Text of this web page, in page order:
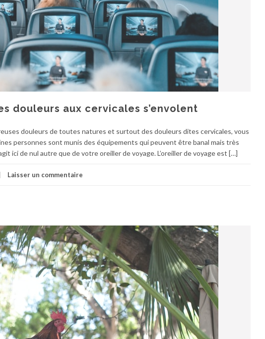
douleurs aux cervicales s’envolent
douleurs de toutes natures et surtout des douleurs dites cervicales, vous
personnes sont munis des équipements qui peuvent être banal mais très
ici de nul autre que de votre oreiller de voyage. L’oreiller de voyage est […]
Laisser un commentaire